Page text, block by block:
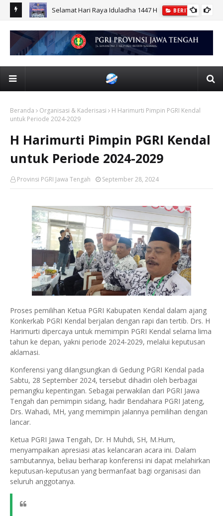
Selamat Hari Raya Iduladha 1447 H BERITA
Beranda Organisasi & Kaderisasi
H Harimurti Pimpin PGRI Kendal
untuk Periode 2024-2029
H Harimurti Pimpin PGRI Kendal
untuk Periode 2024-2029
Provinsi PGRI Jawa Tengah September 28, 2024
Proses pemilihan Ketua PGRI Kabupaten Kendal dalam ajang
Konkerkab PGRI Kendal berjalan dengan rapi dan tertib. Drs. H
Harimurti dipercaya untuk memimpin PGRI Kendal selama lima
tahun ke depan, yakni periode 2024-2029, melalui keputusan
aklamasi.
Konferensi yang dilangsungkan di Gedung PGRI Kendal pada
Sabtu, 28 September 2024, tersebut dihadiri oleh berbagai
pemangku kepentingan. Sebagai perwakilan dari PGRI Jawa
Tengah dan pemimpin sidang, hadir Bendahara PGRI Jateng,
Drs. Wahadi, MH, yang memimpin jalannya pemilihan dengan
lancar.
Ketua PGRI Jawa Tengah, Dr. H Muhdi, SH, M.Hum,
menyampaikan apresiasi atas kelancaran acara ini. Dalam
sambutannya, beliau berharap konferensi ini dapat melahirkan
keputusan-keputusan yang bermanfaat bagi organisasi dan
seluruh anggotanya.